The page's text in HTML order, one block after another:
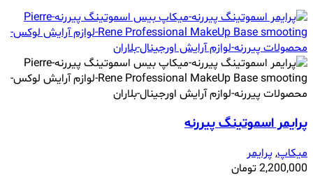
پرایمر اسموتینگ پیررنه
میکاپ,پرایمر
2,200,000تومان